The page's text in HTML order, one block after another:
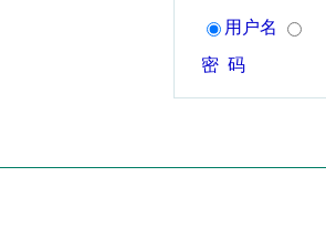
用户名
密 码